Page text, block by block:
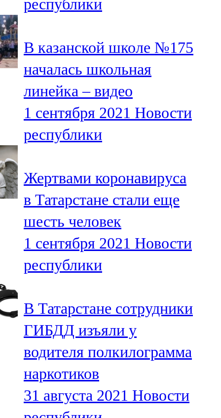
республики
В казанской школе №175
началась школьная
линейка – видео
1 сентября 2021 Новости
республики
Жертвами коронавируса
в Татарстане стали еще
шесть человек
1 сентября 2021 Новости
республики
В Татарстане сотрудники
ГИБДД изъяли у
водителя полкилограмма
наркотиков
31 августа 2021 Новости